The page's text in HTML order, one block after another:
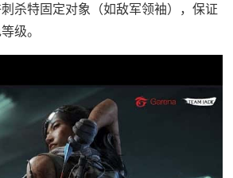
杀特固定对象（如敌军领袖），保证
级。